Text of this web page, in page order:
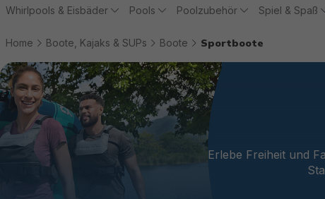
Whirlpools & Eisbäder Pools Poolzubehör Spiel & Spaß
Home Boote, Kajaks & SUPs Boote Sportboote
Erlebe Freiheit und